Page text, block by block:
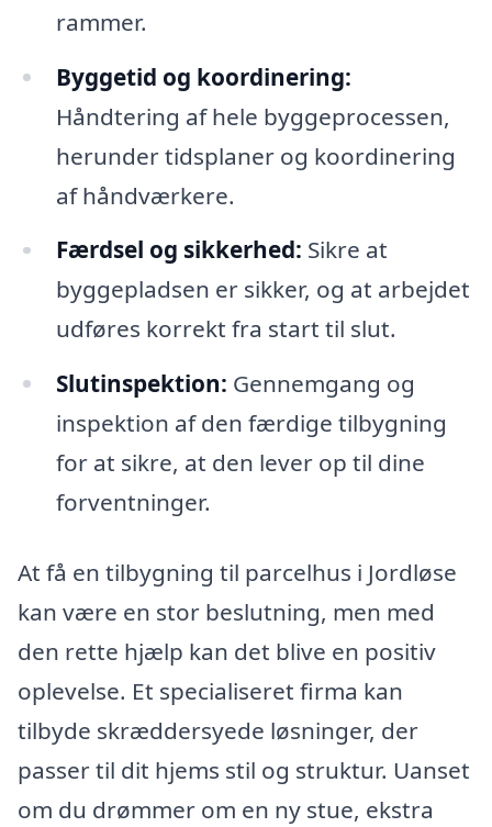
rammer.
Byggetid og koordinering:
Håndtering af hele byggeprocessen,
herunder tidsplaner og koordinering
af håndværkere.
Færdsel og sikkerhed: Sikre at
byggepladsen er sikker, og at arbejdet
udføres korrekt fra start til slut.
Slutinspektion: Gennemgang og
inspektion af den færdige tilbygning
for at sikre, at den lever op til dine
forventninger.
At få en tilbygning til parcelhus i Jordløse
kan være en stor beslutning, men med
den rette hjælp kan det blive en positiv
oplevelse. Et specialiseret firma kan
tilbyde skræddersyede løsninger, der
passer til dit hjems stil og struktur. Uanset
om du drømmer om en ny stue, ekstra